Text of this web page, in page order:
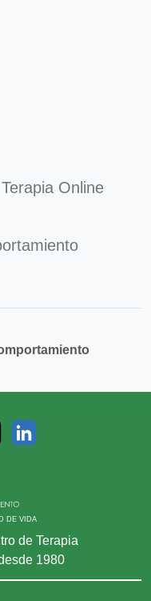
Online
DE VIDA
de Terapia
1980